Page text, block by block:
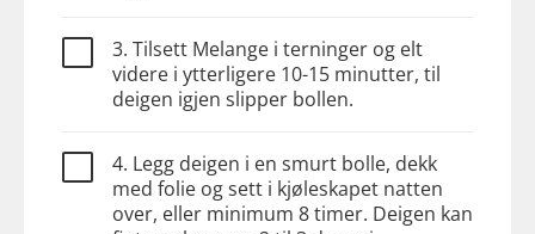
3. Tilsett Melange i terninger og elt
videre i ytterligere 10-15 minutter, til
deigen igjen slipper bollen.
4. Legg deigen i en smurt bolle, dekk
med folie og sett i kjøleskapet natten
over, eller minimum 8 timer. Deigen kan